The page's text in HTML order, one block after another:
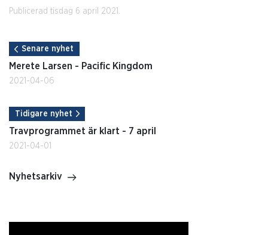
Publicerad tisdag 6 april 2021.
Senare nyhet
Merete Larsen - Pacific Kingdom
2021-04-06
Tidigare nyhet
Travprogrammet är klart - 7 april
2021-04-01
Nyhetsarkiv